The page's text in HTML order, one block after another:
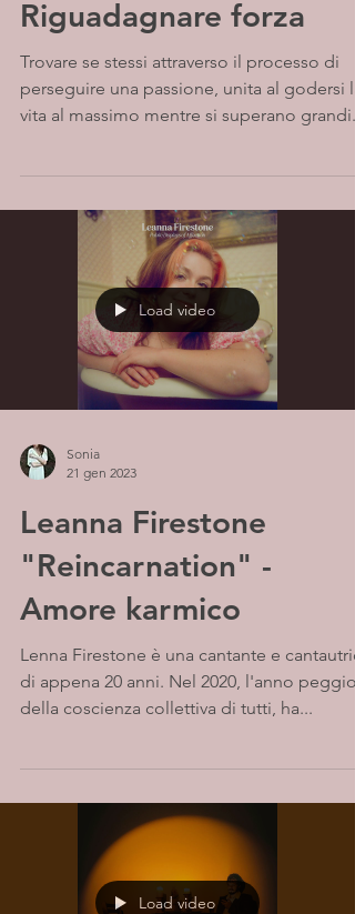
Riguadagnare forza
Trovare se stessi attraverso il processo di
perseguire una passione, unita al godersi la
vita al massimo mentre si superano grandi...
Load video
Sonia
21 gen 2023
Leanna Firestone
"Reincarnation" -
Amore karmico
Lenna Firestone è una cantante e
di appena 20 anni. Nel 2020, l'anno
della coscienza collettiva di tutti, ha...
Load video